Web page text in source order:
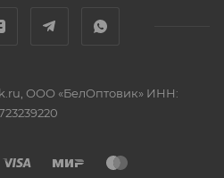
ООО «БелОптовик» ИНН: